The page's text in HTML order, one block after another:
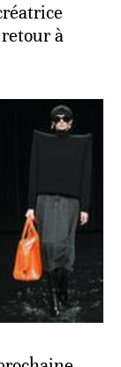
à